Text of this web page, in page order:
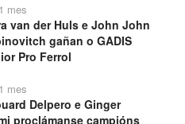
mes
van der Huls e John John
gañan o GADIS
Pro Ferrol
mes
Delpero e Ginger
proclámanse campións